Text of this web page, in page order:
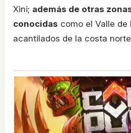
Xini; además de otras
conocidas como el Valle de
acantilados de la costa